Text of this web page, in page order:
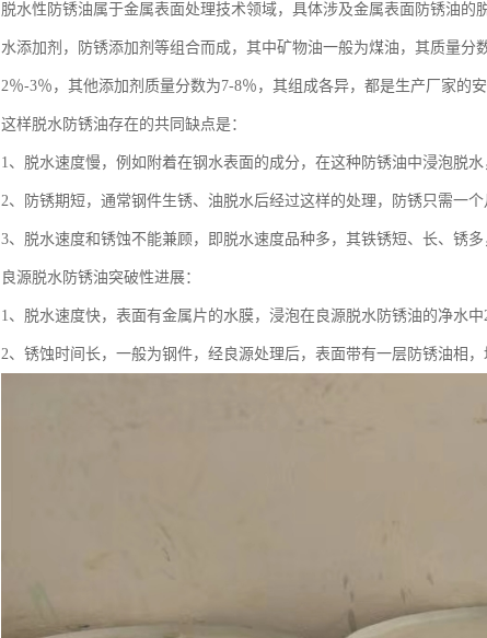
脱水性防锈油属于金属表面处理技术领域，具体涉及金属表面防锈油
水添加剂，防锈添加剂等组合而成，其中矿物油一般为煤油，其质量分
2％-3％，其他添加剂质量分数为7-8％，其组成各异，都是生产厂家的安
这样脱水防锈油存在的共同缺点是：
1、脱水速度慢，例如附着在钢水表面的成分，在这种防锈油中浸泡脱水
2、防锈期短，通常钢件生锈、油脱水后经过这样的处理，防锈只需一个
3、脱水速度和锈蚀不能兼顾，即脱水速度品种多，其铁锈短、长、锈多
良源脱水防锈油突破性进展：
1、脱水速度快，表面有金属片的水膜，浸泡在良源脱水防锈油的净水中
2、锈蚀时间长，一般为钢件，经良源处理后，表面带有一层防锈油相，